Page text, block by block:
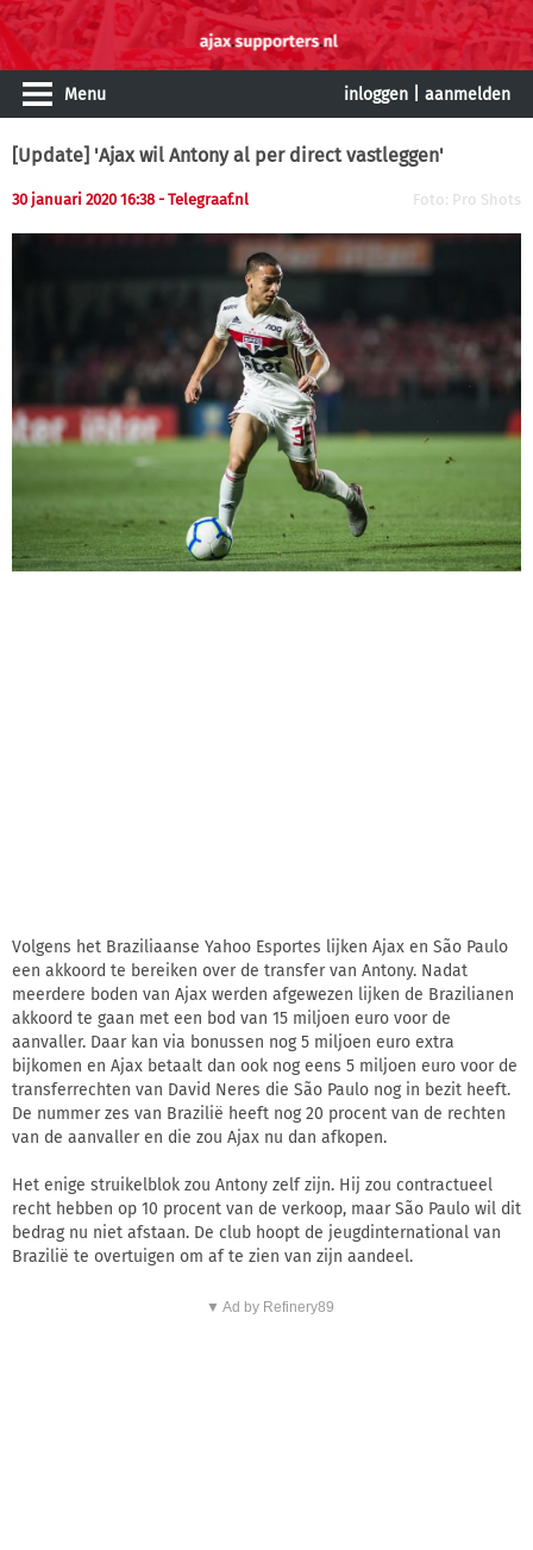
Menu inloggen aanmelden
[Update] 'Ajax wil Antony al per direct vastleggen'
30 januari 2020 16:38 - Telegraaf.nl Foto: Pro Shots
Volgens het Braziliaanse Yahoo Esportes lijken Ajax en São Paulo
een akkoord te bereiken over de transfer van Antony. Nadat
meerdere boden van Ajax werden afgewezen lijken de Brazilianen
akkoord te gaan met een bod van 15 miljoen euro voor de
aanvaller. Daar kan via bonussen nog 5 miljoen euro extra
bijkomen en Ajax betaalt dan ook nog eens 5 miljoen euro voor de
transferrechten van David Neres die São Paulo nog in bezit heeft.
De nummer zes van Brazilië heeft nog 20 procent van de rechten
van de aanvaller en die zou Ajax nu dan afkopen.
Het enige struikelblok zou Antony zelf zijn. Hij zou contractueel
recht hebben op 10 procent van de verkoop, maar São Paulo wil dit
bedrag nu niet afstaan. De club hoopt de jeugdinternational van
Brazilië te overtuigen om af te zien van zijn aandeel.
▼ Ad by Refinery89